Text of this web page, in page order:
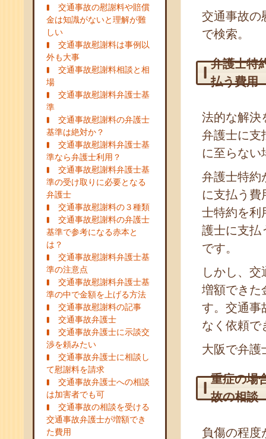
交通事故の慰謝料や賠償
金は知識がないと理解が難
しい
交通事故慰謝料は事例以
外も大事
交通事故慰謝料相談と相
場
交通事故慰謝料弁護士基
準
交通事故慰謝料の弁護士
基準は絶対か？
交通事故慰謝料弁護士基
準なら弁護士利用？
交通事故慰謝料弁護士基
準の受け取りに必要となる
弁護士
交通事故慰謝料の３種類
交通事故慰謝料の弁護士
基準で参考になる赤本と
は？
交通事故慰謝料弁護士基
準の注意点
交通事故慰謝料弁護士基
準の中で金額を上げる方法
交通事故慰謝料の記事
交通事故弁護士
交通事故弁護士に示談交
渉を頼みたい
交通事故弁護士に相談し
て慰謝料を請求
交通事故弁護士への相談
は加害者でも可
交通事故の相談を受ける
交通事故弁護士が増額でき
た費用
交通事故の
で検索。
弁護士特
払う費用
法的な解決
弁護士に支
に至らない
弁護士特約
に支払う費
士特約を利
護士に支払
です。
しかし、
増額できた
す。交通事
なく依頼で
大阪で弁護
重症の場
故の相談
負傷の程度